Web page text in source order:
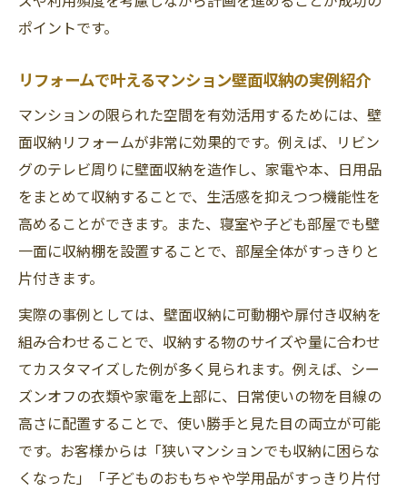
ポイントです。
リフォームで叶えるマンション壁面収納の実例紹介
マンションの限られた空間を有効活用するためには、壁
面収納リフォームが非常に効果的です。例えば、リビン
グのテレビ周りに壁面収納を造作し、家電や本、日用品
をまとめて収納することで、生活感を抑えつつ機能性を
高めることができます。また、寝室や子ども部屋でも壁
一面に収納棚を設置することで、部屋全体がすっきりと
片付きます。
実際の事例としては、壁面収納に可動棚や扉付き収納を
組み合わせることで、収納する物のサイズや量に合わせ
てカスタマイズした例が多く見られます。例えば、シー
ズンオフの衣類や家電を上部に、日常使いの物を目線の
高さに配置することで、使い勝手と見た目の両立が可能
です。お客様からは「狭いマンションでも収納に困らな
くなった」「子どものおもちゃや学用品がすっきり片付